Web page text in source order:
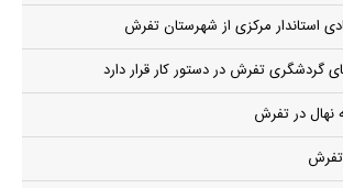
استاندار مرکزی از شهرستان تفرش
گردشگری تفرش در دستور کار قرار دارد
تفرش